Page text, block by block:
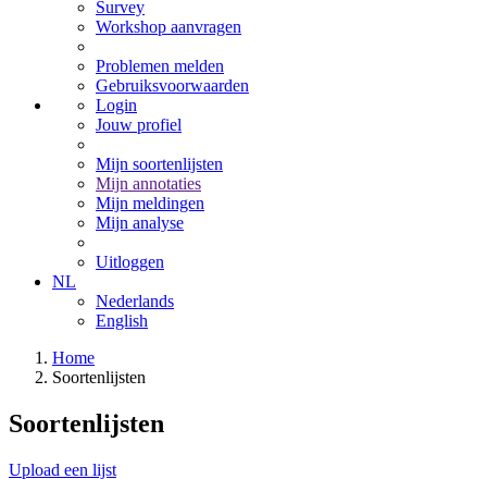
Survey
Workshop aanvragen
Problemen melden
Gebruiksvoorwaarden
Login
Jouw profiel
Mijn soortenlijsten
Mijn annotaties
Mijn meldingen
Mijn analyse
Uitloggen
NL
Nederlands
English
Home
Soortenlijsten
Soortenlijsten
Upload een lijst